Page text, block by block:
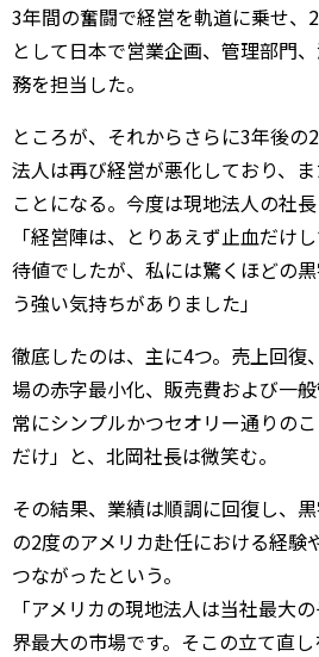
3年間の奮闘で経営を軌道に乗せ、
として日本で営業企画、管理部門
務を担当した。
ところが、それからさらに3年後
法人は再び経営が悪化しており、
ことになる。今度は現地法人の社長
「経営陣は、とりあえず止血だけ
待値でしたが、私には驚くほどの
う強い気持ちがありました」
徹底したのは、主に4つ。売上回復
場の赤字最小化、販売費および一
常にシンプルかつセオリー通りの
だけ」と、北岡社長は微笑む。
その結果、業績は順調に回復し、
の2度のアメリカ赴任における経験
つながったという。
「アメリカの現地法人は当社最大
界最大の市場です。そこの立て直